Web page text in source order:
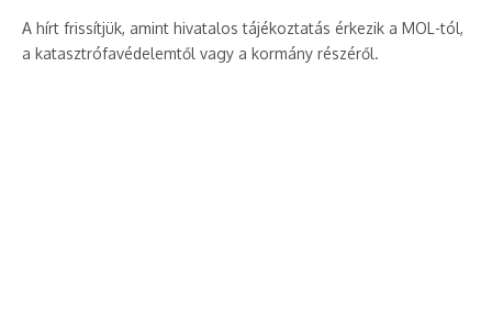
A hírt frissítjük, amint hivatalos tájékoztatás érkezik a MOL-tól,
a katasztrófavédelemtől vagy a kormány részéről.